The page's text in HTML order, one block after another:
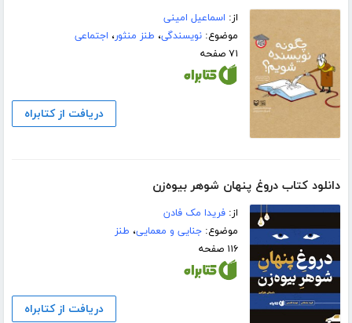
از: اسماعیل امینی
موضوع:نویسندگی، طنز منثور، اجتماعی
۷۱ صفحه
دریافت از کتابراه
دانلود کتاب دروغ پنهان شوهر بیوه‌زن
از:فریدا مک فادن
موضوع:جنایی و معمایی، طنز
۱۱۶ صفحه
دریافت از کتابراه